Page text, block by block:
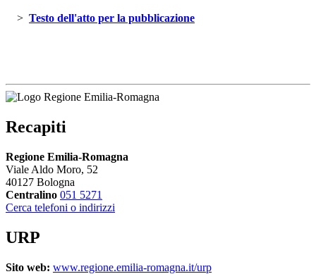
> Testo dell'atto per la pubblicazione
Recapiti
Regione Emilia-Romagna
Viale Aldo Moro, 52
40127 Bologna
Centralino 051 5271
Cerca telefoni o indirizzi
URP
Sito web: www.regione.emilia-romagna.it/urp